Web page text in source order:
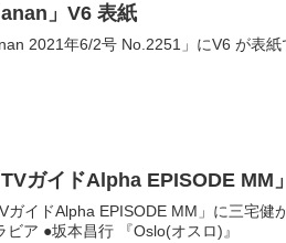
」V6 表紙
2021年6/2号 No.2251」にV6 が表紙
ガイドAlpha EPISODE MM
ガイドAlpha EPISODE MM」に三宅健
ア ●坂本昌行 『Oslo(オスロ)』